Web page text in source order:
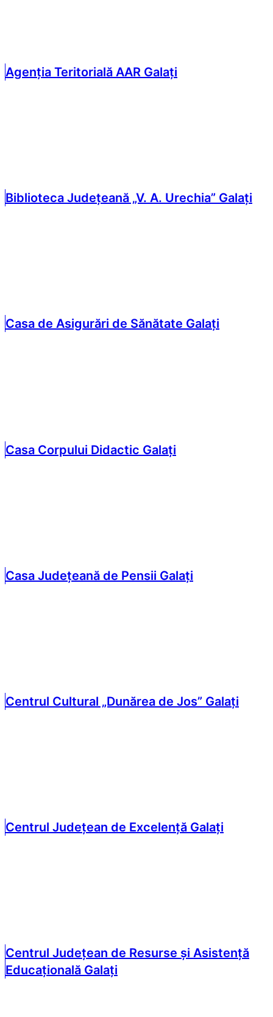
Agenția Teritorială AAR Galați
Biblioteca Județeană „V. A. Urechia” Galați
Casa de Asigurări de Sănătate Galați
Casa Corpului Didactic Galați
Casa Județeană de Pensii Galați
Centrul Cultural „Dunărea de Jos” Galați
Centrul Județean de Excelență Galați
Centrul Județean de Resurse și Asistență
Educațională Galați